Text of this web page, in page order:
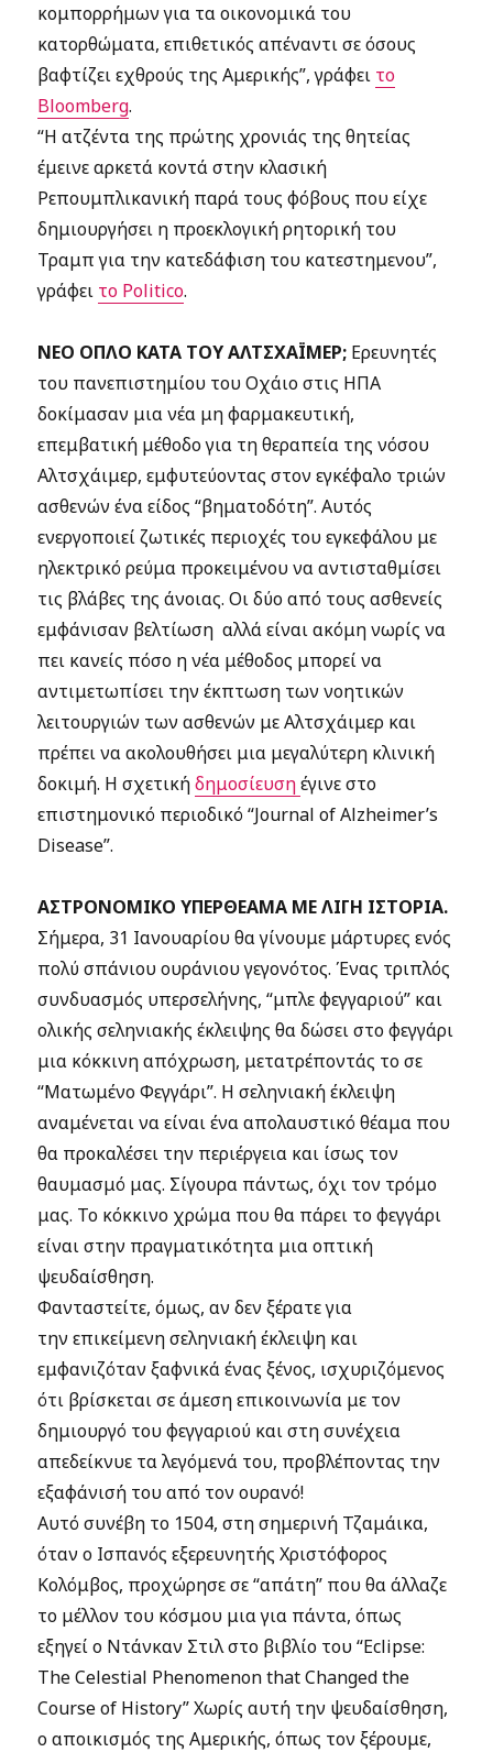
κομπορρήμων για τα οικονομικά του
κατορθώματα, επιθετικός απέναντι σε όσους
βαφτίζει εχθρούς της Αμερικής”, γράφει το
Bloomberg.
“Η ατζέντα της πρώτης χρονιάς της θητείας
έμεινε αρκετά κοντά στην κλασική
Ρεπουμπλικανική παρά τους φόβους που είχε
δημιουργήσει η προεκλογική ρητορική του
Τραμπ για την κατεδάφιση του κατεστημενου”,
γράφει το Politico.
ΝΕΟ ΟΠΛΟ ΚΑΤΑ ΤΟΥ ΑΛΤΣΧΑΪΜΕΡ; Eρευνητές
του πανεπιστημίου του Οχάιο στις ΗΠΑ
δοκίμασαν μια νέα μη φαρμακευτική,
επεμβατική μέθοδο για τη θεραπεία της νόσου
Αλτσχάιμερ, εμφυτεύοντας στον εγκέφαλο τριών
ασθενών ένα είδος “βηματοδότη”. Αυτός
ενεργοποιεί ζωτικές περιοχές του εγκεφάλου με
ηλεκτρικό ρεύμα προκειμένου να αντισταθμίσει
τις βλάβες της άνοιας. Οι δύο από τους ασθενείς
εμφάνισαν βελτίωση αλλά είναι ακόμη νωρίς να
πει κανείς πόσο η νέα μέθοδος μπορεί να
αντιμετωπίσει την έκπτωση των νοητικών
λειτουργιών των ασθενών με Αλτσχάιμερ και
πρέπει να ακολουθήσει μια μεγαλύτερη κλινική
δοκιμή. Η σχετικήδημοσίευσηέγινε στο
επιστημονικό περιοδικό “Journal of Alzheimer’s
Disease”.
ΑΣΤΡΟΝΟΜΙΚΟ ΥΠΕΡΘΕΑΜΑ ΜΕ ΛΙΓΗ ΙΣΤΟΡΙΑ.
Σήμερα, 31 Ιανουαρίου θα γίνουμε μάρτυρες ενός
πολύ σπάνιου ουράνιου γεγονότος. Ένας τριπλός
συνδυασμός υπερσελήνης, “μπλε φεγγαριού” και
ολικής σεληνιακής έκλειψης θα δώσει στο φεγγάρι
μια κόκκινη απόχρωση, μετατρέποντάς το σε
“Ματωμένο Φεγγάρι”. Η σεληνιακή έκλειψη
αναμένεται να είναι ένα απολαυστικό θέαμα που
θα προκαλέσει την περιέργεια και ίσως τον
θαυμασμό μας. Σίγουρα πάντως, όχι τον τρόμο
μας. Το κόκκινο χρώμα που θα πάρει το φεγγάρι
είναι στην πραγματικότητα μια οπτική
ψευδαίσθηση.
Φανταστείτε, όμως, αν δεν ξέρατε για
την επικείμενη σεληνιακή έκλειψη και
εμφανιζόταν ξαφνικά ένας ξένος, ισχυριζόμενος
ότι βρίσκεται σε άμεση επικοινωνία με τον
δημιουργό του φεγγαριού και στη συνέχεια
απεδείκνυε τα λεγόμενά του, προβλέποντας την
εξαφάνισή του από τον ουρανό!
Αυτό συνέβη το 1504, στη σημερινή Τζαμάικα,
όταν ο Ισπανός εξερευνητής Χριστόφορος
Κολόμβος, προχώρησε σε “απάτη” που θα άλλαζε
το μέλλον του κόσμου μια για πάντα, όπως
εξηγεί ο Ντάνκαν Στιλ στο βιβλίο του “Eclipse:
The Celestial Phenomenon that Changed the
Course of History” Χωρίς αυτή την ψευδαίσθηση,
ο αποικισμός της Αμερικής, όπως τον ξέρουμε,